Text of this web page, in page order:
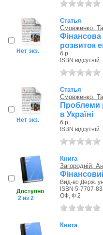
Нет экз.
Статья
Смовженко,
розвиток
б.р.
ISBN відсутній
Нет экз.
Статья
Смовженко,
Проблеми
в Україні
б.р.
ISBN відсутній
Доступно
2 из 2
Книга
Загородній,
Вид-во Держ.
ISBN 5-7707-
ОФ, Ф 2
Книга